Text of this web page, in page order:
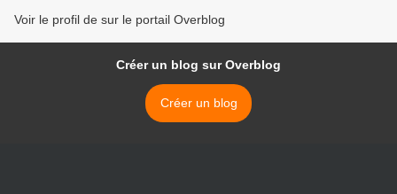
Voir le profil de sur le portail Overblog
Créer un blog sur Overblog
Créer un blog